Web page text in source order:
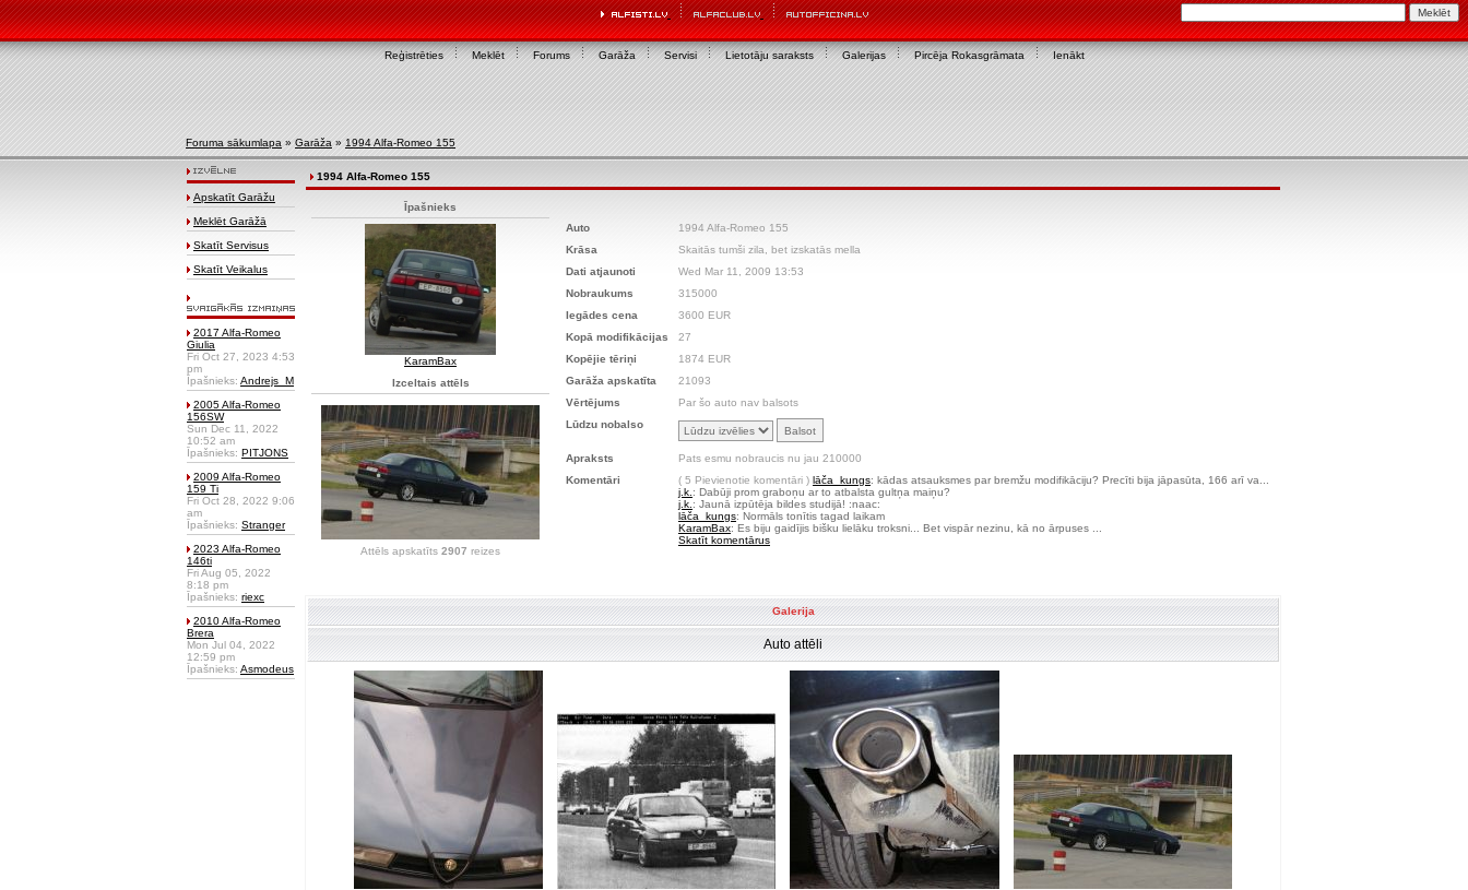
Reģistrēties Meklēt Forums Garāža Servisi Lietotāju saraksts Galerijas Pircēja Rokasgrāmata Ienākt
Foruma sākumlapa » Garāža » 1994 Alfa-Romeo 155
Apskatīt Garāžu
Meklēt Garāžā
Skatīt Servisus
Skatīt Veikalus
2017 Alfa-Romeo
Giulia
Fri Oct 27, 2023 4:53
pm
Īpašnieks: Andrejs_M
2005 Alfa-Romeo
156SW
Sun Dec 11, 2022
10:52 am
Īpašnieks: PITJONS
2009 Alfa-Romeo
159 Ti
Fri Oct 28, 2022 9:06
am
Īpašnieks: Stranger
2023 Alfa-Romeo
146ti
Fri Aug 05, 2022
8:18 pm
Īpašnieks: riexc
2010 Alfa-Romeo
Brera
Mon Jul 04, 2022
12:59 pm
Īpašnieks: Asmodeus
1994 Alfa-Romeo 155
Īpašnieks
KaramBax
Izceltais attēls
Attēls apskatīts 2907 reizes
Auto
1994 Alfa-Romeo 155
Krāsa
Skaitās tumši zila, bet izskatās mella
Dati atjaunoti
Wed Mar 11, 2009 13:53
Nobraukums
315000
Iegādes cena
3600 EUR
Kopā modifikācijas
27
Kopējie tēriņi
1874 EUR
Garāža apskatīta
21093
Vērtējums
Par šo auto nav balsots
Lūdzu nobalso
Apraksts
Pats esmu nobraucis nu jau 210000
Komentāri
( 5 Pievienotie komentāri ) lāča_kungs: kādas atsauksmes par bremžu modifikāciju? Precīti bija jāpasūta, 166 arī va...
j.k. : Dabūji prom graboņu ar to atbalsta gultņa maiņu?
j.k. : Jaunā izpūtēja bildes studijā! :naac:
lāča_kungs: Normāls tonītis tagad laikam
KaramBax: Es biju gaidījis bišku lielāku troksni... Bet vispār nezinu, kā no ārpuses ...
Skatīt komentārus
Galerija
Auto attēli